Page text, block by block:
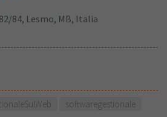
84, Lesmo, MB, Italia
softwaregestionale